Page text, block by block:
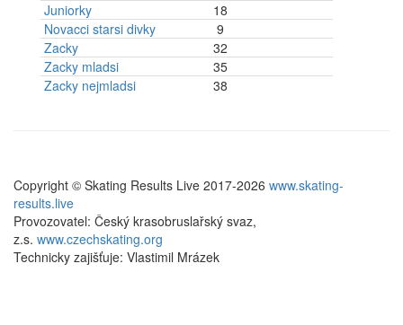
Juniorky
18
Novacci starsi divky
9
Zacky
32
Zacky mladsi
35
Zacky nejmladsi
38
Copyright © Skating Results Live 2017-2026 www.skating-
results.live
Provozovatel: Český krasobruslařský svaz,
z.s. www.czechskating.org
Technicky zajišťuje: Vlastimil Mrázek